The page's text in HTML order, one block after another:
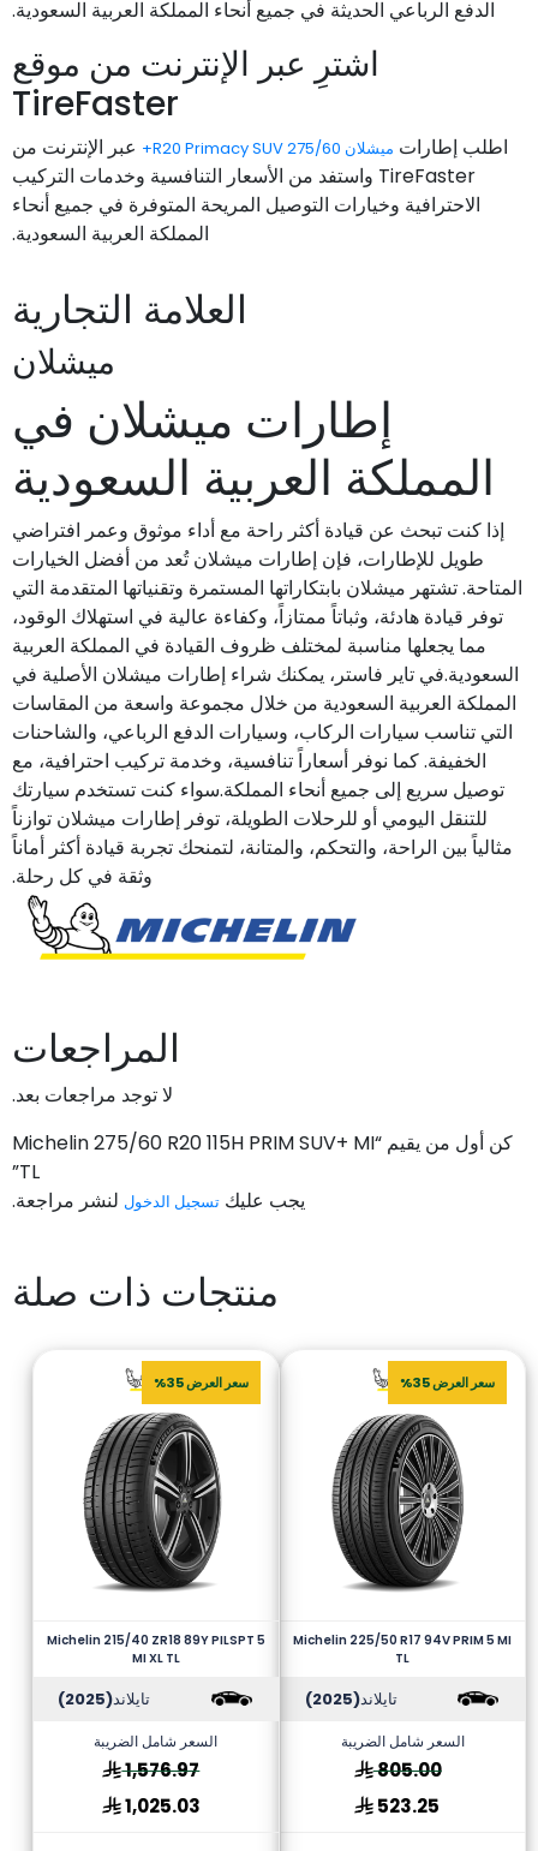
الدفع الرباعي الحديثة في جميع أنحاء المملكة العربية السعودية.
اشترِ عبر الإنترنت من موقع
TireFaster
اطلب إطارات ميشلان 275/60 R20 Primacy SUV+
عبر الإنترنت من
TireFaster واستفد من الأسعار التنافسية وخدمات التركيب
الاحترافية وخيارات التوصيل المريحة المتوفرة في جميع أنحاء
المملكة العربية السعودية.
العلامة التجارية
ميشلان
إطارات ميشلان في
المملكة العربية السعودية
إذا كنت تبحث عن قيادة أكثر راحة مع أداء موثوق وعمر افتراضي
طويل للإطارات، فإن إطارات ميشلان تُعد من أفضل الخيارات
المتاحة. تشتهر ميشلان بابتكاراتها المستمرة وتقنياتها المتقدمة التي
توفر قيادة هادئة، وثباتاً ممتازاً، وكفاءة عالية في استهلاك الوقود،
مما يجعلها مناسبة لمختلف ظروف القيادة في المملكة العربية
السعودية.في تاير فاستر، يمكنك شراء إطارات ميشلان الأصلية في
المملكة العربية السعودية من خلال مجموعة واسعة من المقاسات
التي تناسب سيارات الركاب، وسيارات الدفع الرباعي، والشاحنات
الخفيفة. كما نوفر أسعاراً تنافسية، وخدمة تركيب احترافية، مع
توصيل سريع إلى جميع أنحاء المملكة.سواء كنت تستخدم سيارتك
للتنقل اليومي أو للرحلات الطويلة، توفر إطارات ميشلان توازناً
مثالياً بين الراحة، والتحكم، والمتانة، لتمنحك تجربة قيادة أكثر أماناً
وثقة في كل رحلة.
المراجعات
لا توجد مراجعات بعد.
كن أول من يقيم “Michelin 275/60 R20 115H PRIM SUV+ MI
TL”
يجب عليك تسجيل الدخول لنشر مراجعة.
منتجات ذات صلة
سعر العرض 35%
Michelin 225/50 R17 94V PRIM 5 MI
TL
تايلاند(2025)
السعر شامل الضريبة
805.00
523.25
سعر العرض 35%
Michelin 215/40 ZR18 89Y PILSPT 5
MI XL TL
تايلاند(2025)
السعر شامل الضريبة
1,576.97
1,025.03